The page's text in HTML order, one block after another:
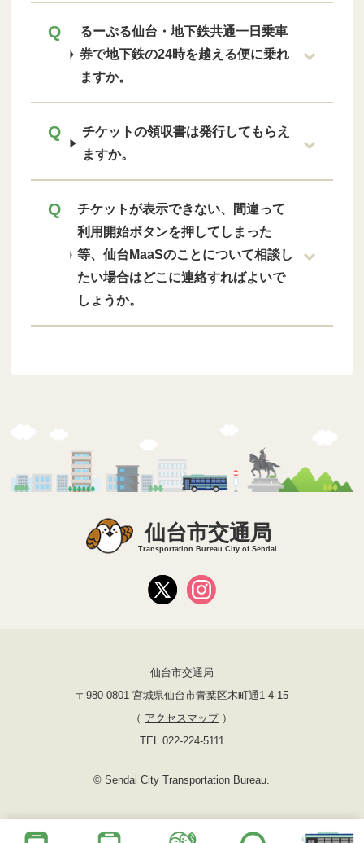
るーぷる仙台・地下鉄共通一日乗車
券で地下鉄の24時を越える便に乗れ
ますか。
チケットの領収書は発行してもらえ
ますか。
チケットが表示できない、間違って
利用開始ボタンを押してしまった
等、仙台MaaSのことについて相談し
たい場合はどこに連絡すればよいで
しょうか。
仙台市交通局
Transportation Bureau City of Sendai
仙台市交通局
〒980-0801 宮城県仙台市青葉区木町通1-4-15
（ アクセスマップ）
TEL.022-224-5111
© Sendai City Transportation Bureau.